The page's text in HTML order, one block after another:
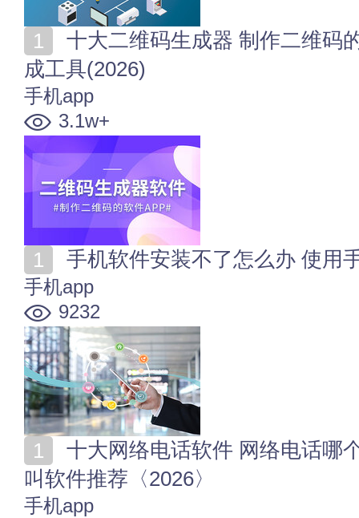
成工具(2026)
手机app
3.1w+
手机软件安装不了怎么办 使用
手机app
9232
叫软件推荐〈2026〉
手机app